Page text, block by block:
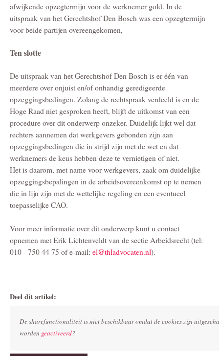
afwijkende opzegtermijn voor de werknemer gold. In de
uitspraak van het Gerechtshof Den Bosch was een opzegtermijn
voor beide partijen overeengekomen,
Ten slotte
De uitspraak van het Gerechtshof Den Bosch is er één van
meerdere over onjuist en/of onhandig geredigeerde
opzeggingsbedingen. Zolang de rechtspraak verdeeld is en de
Hoge Raad niet gesproken heeft, blijft de uitkomst van een
procedure over dit onderwerp onzeker. Duidelijk lijkt wel dat
rechters aannemen dat werkgevers gebonden zijn aan
opzeggingsbedingen die in strijd zijn met de wet en dat
werknemers de keus hebben deze te vernietigen of niet.
Het is daarom, met name voor werkgevers, zaak om duidelijke
opzeggingsbepalingen in de arbeidsovereenkomst op te nemen
die in lijn zijn met de wettelijke regeling en een eventueel
toepasselijke CAO.
Voor meer informatie over dit onderwerp kunt u contact
opnemen met Erik Lichtenveldt van de sectie Arbeidsrecht (tel:
010 - 750 44 75 of e-mail: el@thladvocaten.nl).
Deel dit artikel:
De sharefunctionaliteit is niet beschikbaar omdat de cookies zijn
worden geactiveerd?